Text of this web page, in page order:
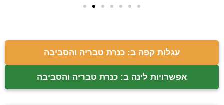
עגלות קפה ב: כנרת טבריה והסביבה
אפשרויות לינה ב: כנרת טבריה והסביבה